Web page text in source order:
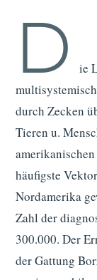
D
ie
durch Zecken
Tieren u.
häufigste
Nordamerika
Zahl der
300.000. Der
der Gattung